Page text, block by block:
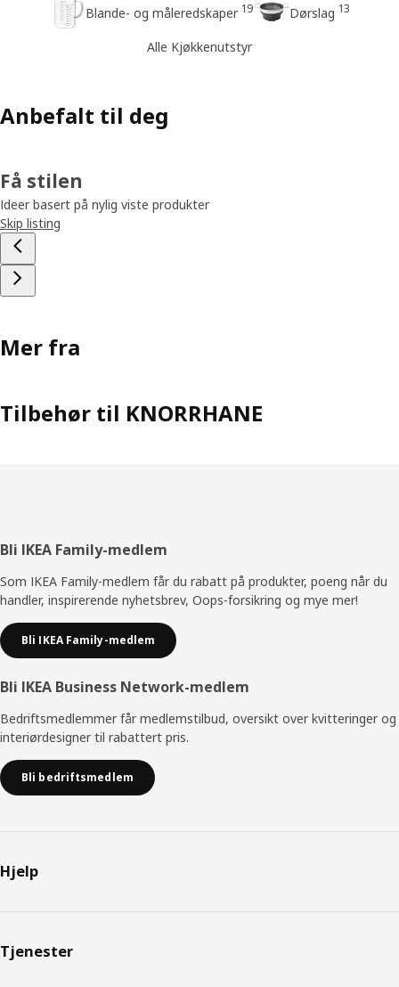
Blande- og måleredskaper 19 Dørslag 13
Alle Kjøkkenutstyr
Anbefalt til deg
Få stilen
Ideer basert på nylig viste produkter
Skip listing
Mer fra
Tilbehør til KNORRHANE
Bunntekst
Bli IKEA Family-medlem
Som IKEA Family-medlem får du rabatt på produkter, poeng når du
handler, inspirerende nyhetsbrev, Oops-forsikring og mye mer!
Bli IKEA Family-medlem
Bli IKEA Business Network-medlem
Bedriftsmedlemmer får medlemstilbud, oversikt over kvitteringer og
interiørdesigner til rabattert pris.
Bli bedriftsmedlem
Hjelp
Tjenester